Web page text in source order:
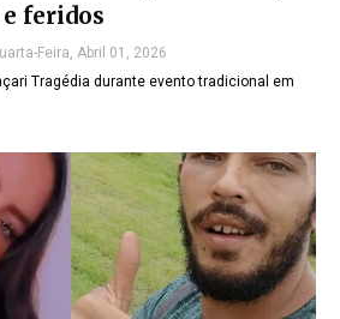
feridos
Feira, Abril 01, 2026
Tragédia durante evento tradicional em